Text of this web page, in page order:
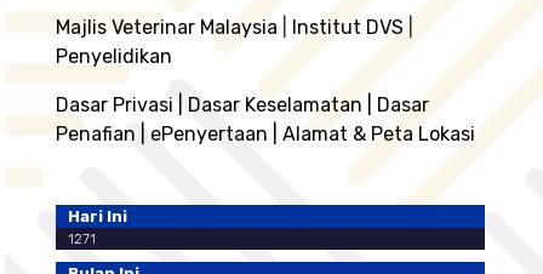
Majlis Veterinar Malaysia Institut DVS
Penyelidikan
Dasar Privasi Dasar Keselamatan
Dasar
Penafian
ePenyertaan |Alamat & Peta Lokasi
Hari Ini
1271